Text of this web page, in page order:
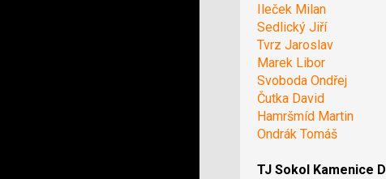
Ileček Milan
Sedlický Jiří
Tvrz Jaroslav
Marek Libor
Svoboda Ondřej
Čutka David
Hamršmíd Martin
Ondrák Tomáš
TJ Sokol Kamenice D